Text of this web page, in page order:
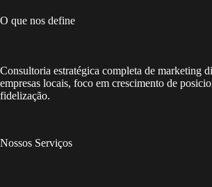
O que nos define
Consultoria estratégica completa de marketing
empresas locais, foco em crescimento de
fidelização.
Nossos Serviços